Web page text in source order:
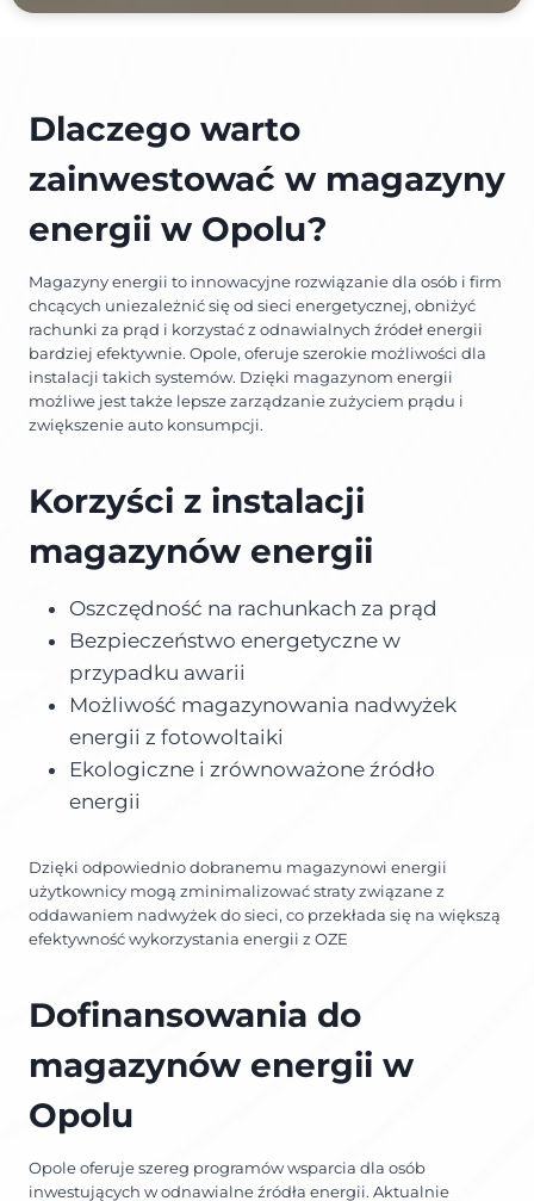
Dlaczego warto
zainwestować w magazyny
energii w Opolu?
Magazyny energii to innowacyjne rozwiązanie dla osób i firm
chcących uniezależnić się od sieci energetycznej, obniżyć
rachunki za prąd i korzystać z odnawialnych źródeł energii
bardziej efektywnie. Opole, oferuje szerokie możliwości dla
instalacji takich systemów. Dzięki magazynom energii
możliwe jest także lepsze zarządzanie zużyciem prądu i
zwiększenie auto konsumpcji.
Korzyści z instalacji
magazynów energii
Oszczędność na rachunkach za prąd
Bezpieczeństwo energetyczne w
przypadku awarii
Możliwość magazynowania nadwyżek
energii z fotowoltaiki
Ekologiczne i zrównoważone źródło
energii
Dzięki odpowiednio dobranemu magazynowi energii
użytkownicy mogą zminimalizować straty związane z
oddawaniem nadwyżek do sieci, co przekłada się na większą
efektywność wykorzystania energii z OZE
Dofinansowania do
magazynów energii w
Opolu
Opole oferuje szereg programów wsparcia dla osób
inwestujących w odnawialne źródła energii. Aktualnie